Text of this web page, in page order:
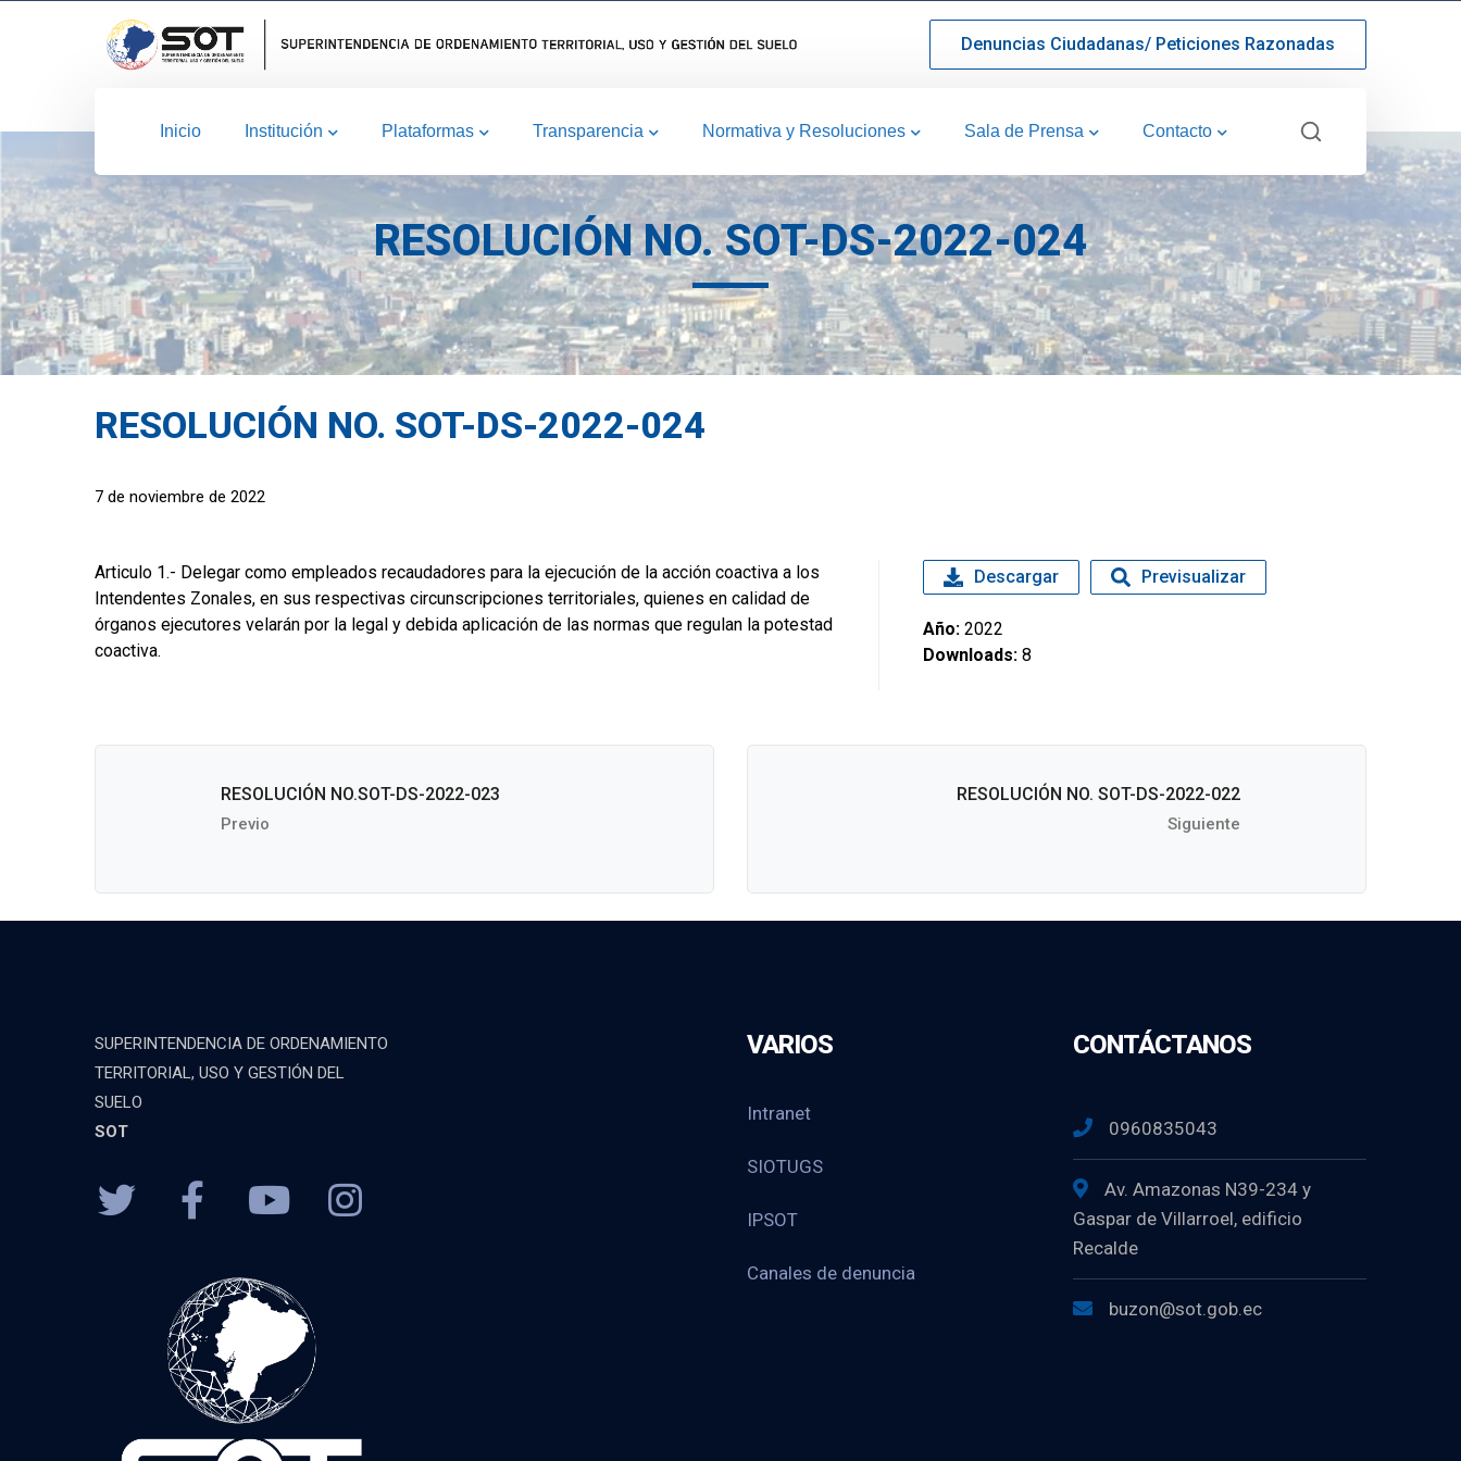
Denuncias Ciudadanas/ Peticiones Razonadas
Inicio Institución Plataformas Transparencia Normativa y Resoluciones Sala de Prensa Contacto
RESOLUCIÓN NO. SOT-DS-2022-024
RESOLUCIÓN NO. SOT-DS-2022-024
7 de noviembre de 2022
Articulo 1.- Delegar como empleados recaudadores para la ejecución de la acción coactiva a los
Intendentes Zonales, en sus respectivas circunscripciones territoriales, quienes en calidad de
órganos ejecutores velarán por la legal y debida aplicación de las normas que regulan la potestad
coactiva.
Descargar Previsualizar
Año:2022
Downloads: 8
RESOLUCIÓN NO.SOT-DS-2022-023
Previo
RESOLUCIÓN NO. SOT-DS-2022-022
Siguiente
SUPERINTENDENCIA DE ORDENAMIENTO
TERRITORIAL, USO Y GESTIÓN DEL
SUELO
SOT
VARIOS
Intranet
SIOTUGS
IPSOT
Canales de denuncia
CONTÁCTANOS
0960835043
Av. Amazonas N39-234 y
Gaspar de Villarroel, edificio
Recalde
buzon@sot.gob.ec